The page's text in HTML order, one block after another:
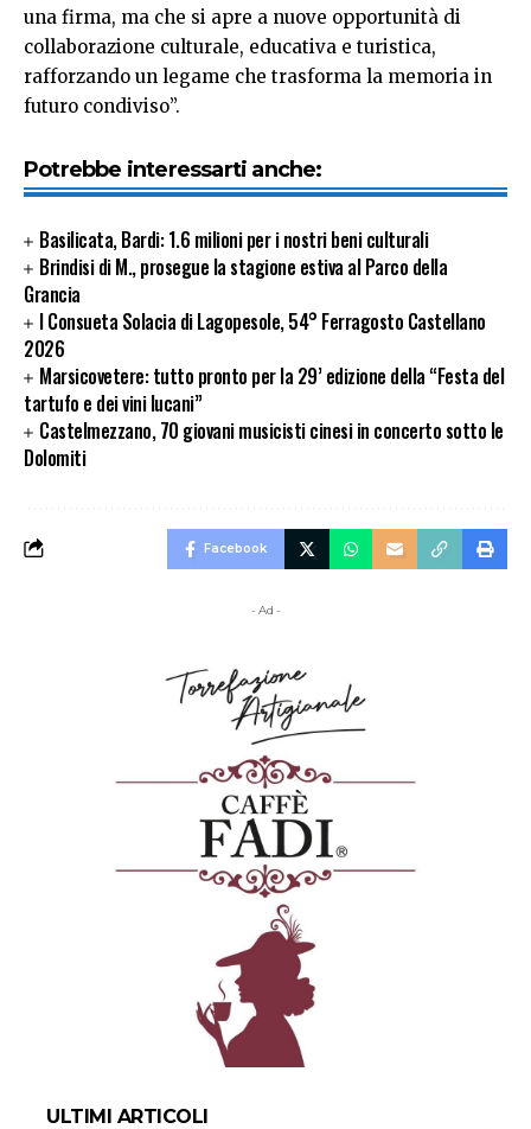
una firma, ma che si apre a nuove opportunità di
collaborazione culturale, educativa e turistica,
rafforzando un legame che trasforma la memoria in
futuro condiviso”.
Potrebbe interessarti anche:
Basilicata, Bardi: 1.6 milioni per i nostri beni culturali
Brindisi di M., prosegue la stagione estiva al Parco della
Grancia
I Consueta Solacia di Lagopesole, 54° Ferragosto Castellano
2026
Marsicovetere: tutto pronto per la 29’ edizione della “Festa del
tartufo e dei vini lucani”
Castelmezzano, 70 giovani musicisti cinesi in concerto sotto le
Dolomiti
Facebook
- Ad -
ULTIMI ARTICOLI